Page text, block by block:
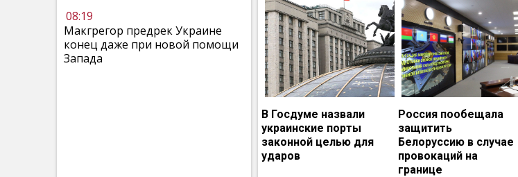
08:19
Макгрегор предрек Украине
конец даже при новой помощи
Запада
В Госдуме назвали
украинские порты
законной целью для
ударов
Россия пообещала
защитить
Белоруссию в случае
провокаций на
границе